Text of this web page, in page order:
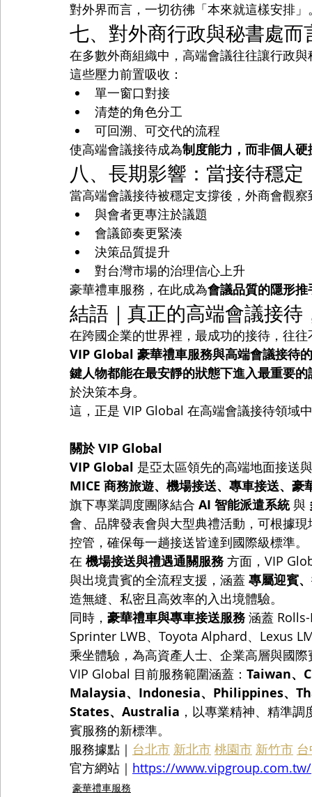
對外界而言，一切彷彿「本來就這樣安排」
七、對外商行政與秘書處
在多數外商組織中，高端會議往往讓行政
這些壓力前置吸收：
單一窗口對接
清楚的角色分工
可回溯、可交代的流程
使高端會議接待成為制度能力，而非個人硬
八、長期影響：當接待穩
當高端會議接待被穩定支撐後，外商會觀
與會者更專注於議題
會議節奏更緊湊
決策品質提升
對台灣市場的治理信心上升
豪華禮車服務，在此成為會議品質的隱形推
結語｜真正的高端會議接
在跨國企業的世界裡，最成功的接待，往
VIP Global 豪華禮車服務與高端會議接待
鍵人物都能在最安靜的狀態下進入最重要的
於決策本身。
這，正是 VIP Global 在高端會議接待領域
關於 VIP Global
VIP Global 是亞太區領先的高端地面接送
MICE 商務旅遊、機場接送、專車接送、豪
旗下專業調度團隊結合 AI 智能派遣系統 與
會、品牌發表會與大型典禮活動，可根據
控管，確保每一趟接送皆達到國際級標準。
在 機場接送與禮遇通關服務 方面，VIP
與出境貴賓的全流程支援，涵蓋 專屬迎賓
造無縫、私密且高效率的入出境體驗。
同時， 豪華禮車與專車接送服務 涵蓋
Sprinter LWB、Toyota Alphard、Lexus
乘坐體驗，為高資產人士、企業高層與國
VIP Global 目前服務範圍涵蓋： Taiwan、
Malaysia、Indonesia、Philippines、
States、Australia ，以專業精神、精準
賓服務的新標準。
服務據點｜ 台北市 新北市 桃園市 新竹市
官方網站｜ https://www.vipgroup.com.tw/
豪華禮車服務